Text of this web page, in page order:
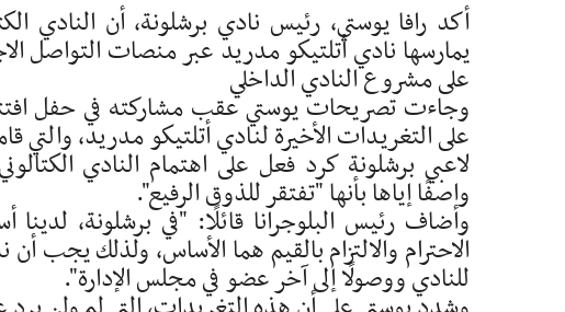
أكد رافا يوستي، رئيس نادي برشلونة، أن النادي
يمارسها نادي أتلتيكو مدريد عبر منصات التواصل
على مشروع النادي الداخلي
وجاءت تصريحات يوستي عقب مشاركته في حفل
على التغريدات الأخيرة لنادي أتلتيكو مدريد،
لاعبي برشلونة كرد فعل على اهتمام النادي
واصفًا إياها بأنها "تفتقر للذوق الرفيع".
وأضاف رئيس البلوجرانا قائلًا: "في برشلونة،
الاحترام والالتزام بالقيم هما الأساس، ولذلك
للنادي ووصولًا إلى آخر عضو في مجلس الإدارة".